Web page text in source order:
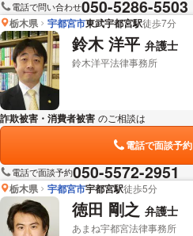
電話で問い合わせ050-5286-5503
栃木県 宇都宮市東武宇都宮駅徒歩7分
鈴木 洋平 弁護士
鈴木洋平法律事務所
詐欺被害・消費者被害 のご相談は
電話で面談予約
電話で面談予約050-5572-2951
栃木県 宇都宮市宇都宮駅徒歩5分
徳田 剛之 弁護士
あまね宇都宮法律事務所